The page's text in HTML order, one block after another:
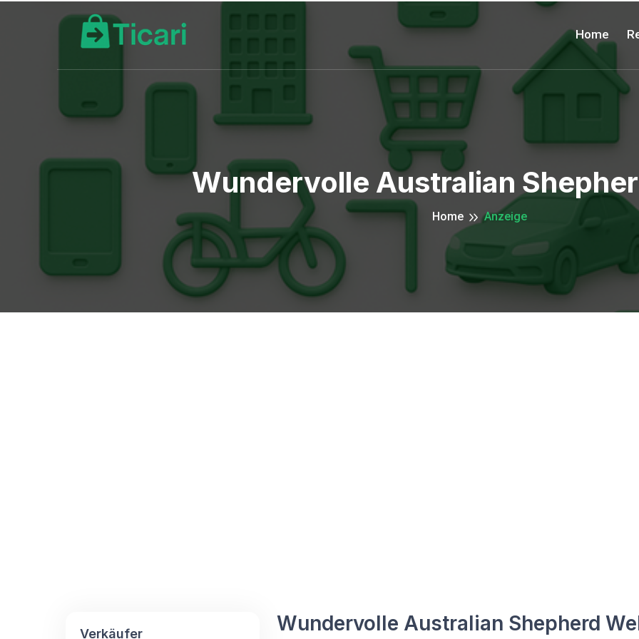
Home
Wundervolle Australian
Home Anzeige
Verkäufer Wundervolle Australian Shepherd